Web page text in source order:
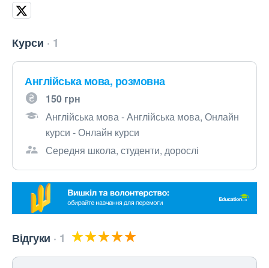
Курси 1
Англійська мова, розмовна
150 грн
Англійська мова - Англійська мова, Онлайн
курси - Онлайн курси
Середня школа, студенти, дорослі
Відгуки 1